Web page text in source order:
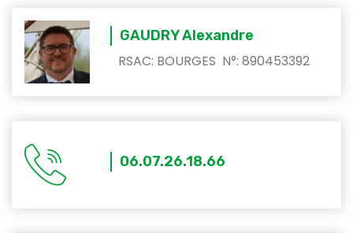
GAUDRY Alexandre
RSAC: BOURGES N°: 890453392
06.07.26.18.66